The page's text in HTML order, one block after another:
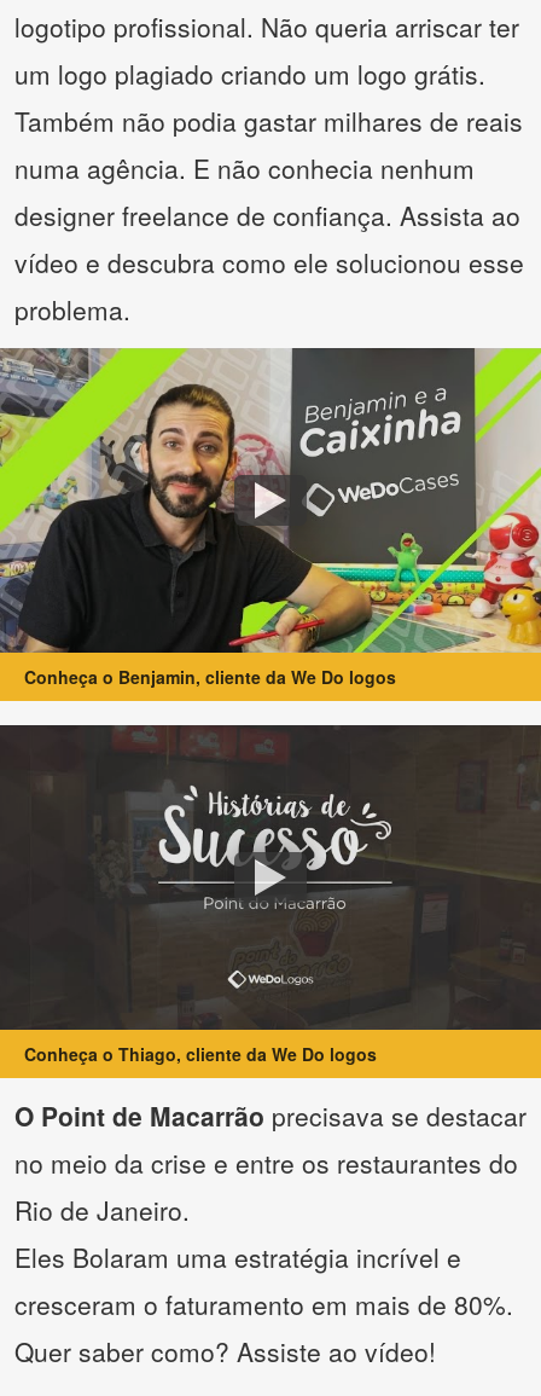
logotipo profissional. Não queria arriscar ter
um logo plagiado criando um logo grátis.
Também não podia gastar milhares de reais
numa agência. E não conhecia nenhum
designer freelance de confiança. Assista ao
vídeo e descubra como ele solucionou esse
problema.
Conheça o Benjamin, cliente da We Do logos
Conheça o Thiago, cliente da We Do logos
O Point de Macarrão precisava se destacar
no meio da crise e entre os restaurantes do
Rio de Janeiro.
Eles Bolaram uma estratégia incrível e
cresceram o faturamento em mais de 80%.
Quer saber como? Assiste ao vídeo!